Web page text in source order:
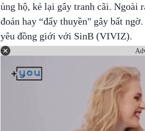
ủng hộ, kẻ lại gây tranh cãi. Ngoài
đoán hay “đẩy thuyền" gây bất
yêu đồng giới với SinB (VIVIZ).